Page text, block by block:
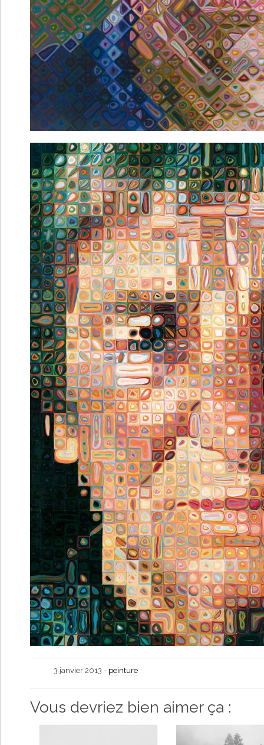
3 janvier 2013 - peinture
Vous devriez bien aimer ça :